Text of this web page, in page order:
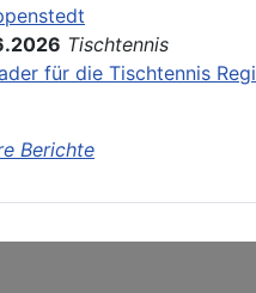
Tischtennis
für die Tischtennis
Berichte